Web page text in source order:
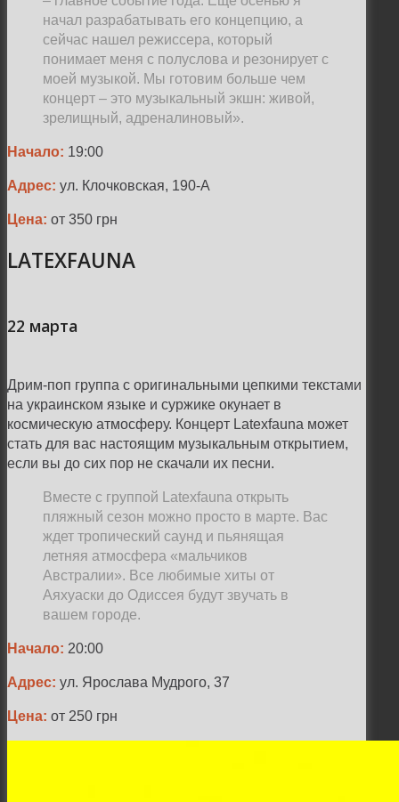
начал разрабатывать его концепцию, а
сейчас нашел режиссера, который
понимает меня с полуслова и резонирует с
моей музыкой. Мы готовим больше чем
концерт – это музыкальный экшн: живой,
зрелищный, адреналиновый».
Начало: 19:00
Адрес: ул. Клочковская, 190-А
Цена: от 350 грн
LATEXFAUNA
22 марта
Дрим-поп группа с оригинальными цепкими текстами
на украинском языке и суржике окунает в
космическую атмосферу. Концерт Latexfauna может
стать для вас настоящим музыкальным открытием,
если вы до сих пор не скачали их песни.
Вместе с группой Latexfauna открыть
пляжный сезон можно просто в марте. Вас
ждет тропический саунд и пьянящая
летняя атмосфера «мальчиков
Австралии». Все любимые хиты от
Аяхуаски до Одиссея будут звучать в
вашем городе.
Начало: 20:00
Адрес: ул. Ярослава Мудрого, 37
Цена: от 250 грн